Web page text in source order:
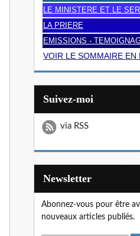
LE MINISTERE ET LE
LA PRIERE
EMISSIONS -
VOIR LE SOMMAIRE EN
Suivez-moi
via RSS
Newsletter
Abonnez-vous pour être
nouveaux articles publiés.